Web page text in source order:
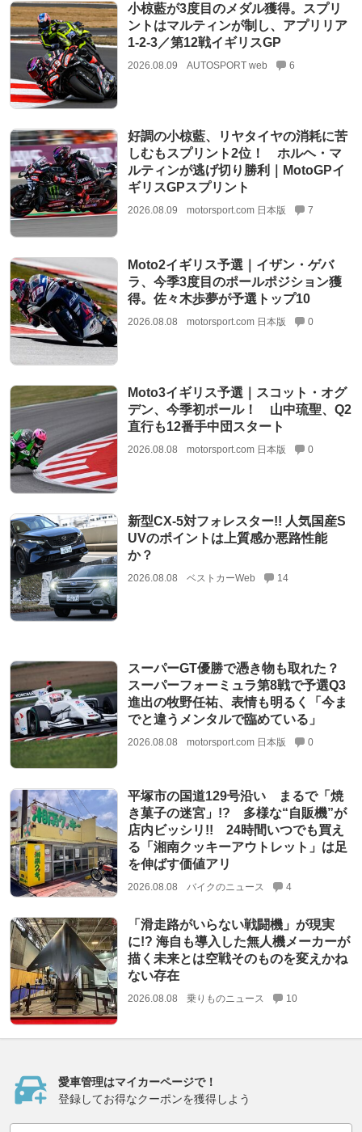
小椋藍が3度目のメダル獲得。スプリ
ントはマルティンが制し、アプリリア
1-2-3／第12戦イギリスGP
2026.08.09 AUTOSPORT web 6
好調の小椋藍、リヤタイヤの消耗に苦
しむもスプリント2位！ ホルヘ・マ
ルティンが逃げ切り勝利｜MotoGPイ
ギリスGPスプリント
2026.08.09 motorsport.com 日本版 7
Moto2イギリス予選｜イザン・ゲバ
ラ、今季3度目のポールポジション獲
得。佐々木歩夢が予選トップ10
2026.08.08 motorsport.com 日本版 0
Moto3イギリス予選｜スコット・オグ
デン、今季初ポール！ 山中琉聖、Q2
直行も12番手中団スタート
2026.08.08 motorsport.com 日本版 0
新型CX-5対フォレスター!! 人気国産S
UVのポイントは上質感か悪路性能
か？
2026.08.08 ベストカーWeb 14
スーパーGT優勝で憑き物も取れた？
スーパーフォーミュラ第8戦で予選Q3
進出の牧野任祐、表情も明るく「今ま
でと違うメンタルで臨めている」
2026.08.08 motorsport.com 日本版 0
平塚市の国道129号沿い まるで「焼
き菓子の迷宮」!? 多様な“自販機”が
店内ビッシリ!! 24時間いつでも買え
る「湘南クッキーアウトレット」は足
を伸ばす価値アリ
2026.08.08 バイクのニュース 4
「滑走路がいらない戦闘機」が現実
に!? 海自も導入した無人機メーカーが
描く未来とは空戦そのものを変えかね
ない存在
2026.08.08 乗りものニュース 10
愛車管理はマイカーページで！
登録してお得なクーポンを獲得しよう